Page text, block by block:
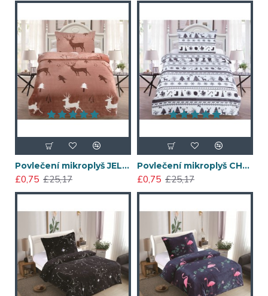
Povlečení mikroplyš JELENI 140x200
£0,75 £25,17
Povlečení mikroplyš CHRISTMAS 140x200
£0,75 £25,17